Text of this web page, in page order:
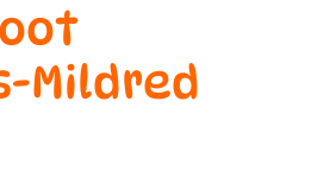
Reima
Snugi
Mildred